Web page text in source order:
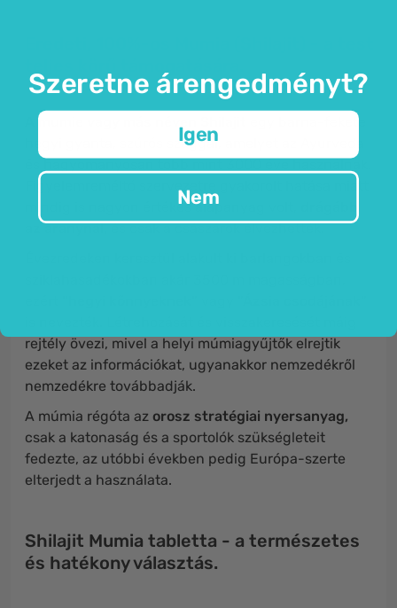
A mumie vagy más néven Shilajit
egy barna-fekete
hegyi gyanta, szúrós szaggal, amelyet az Ayurveda
és hagyományosan több mint 3000 éve használnak.
Figyelemreméltó szervezetre gyakorolt ​​hatása miatt
mindig is nagyon értékes alapanyag volt,
az aranynál,és csak a császárok élvezhették.
rejtély övezi, mivel a helyi múmiagyűjtők elrejtik
ezeket az információkat, ugyanakkor nemzedékről
nemzedékre továbbadják.
A múmia régóta az orosz stratégiai nyersanyag,
csak a katonaság és a sportolók szükségleteit
fedezte, az utóbbi években pedig Európa-szerte
elterjedt a használata.
Shilajit Mumia tabletta - a természetes
és hatékony választás.
Szeretne árengedményt?
Igen
Nem